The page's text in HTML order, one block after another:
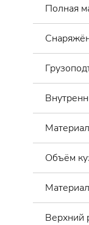
Полная
Объём
Верхний